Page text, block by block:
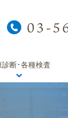
診断･各種検査